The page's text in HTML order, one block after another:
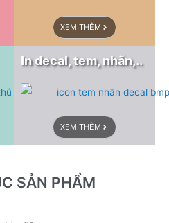
XEM THÊM
In decal, tem, nhãn,..
XEM THÊM
SẢN PHẨM